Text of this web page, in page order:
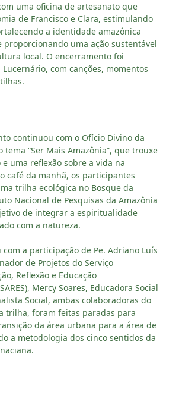
uma oficina de artesanato que
de Francisco e Clara, estimulando
a identidade amazônica
proporcionando uma ação sustentável
local. O encerramento foi
com canções, momentos
continuou com o Ofício Divino da
tema “Ser Mais Amazônia”, que trouxe
uma reflexão sobre a vida na
café da manhã, os participantes
trilha ecológica no Bosque da
Nacional de Pesquisas da Amazônia
de integrar a espiritualidade
com a natureza.
com a participação de Pe. Adriano Luís
de Projetos do Serviço
Reflexão e Educação
Mercy Soares, Educadora Social
Social, ambas colaboradoras do
trilha, foram feitas paradas para
da área urbana para a área de
a metodologia dos cinco sentidos da